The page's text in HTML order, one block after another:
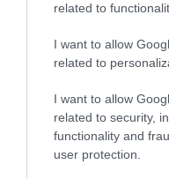
related to
I want to allow
related to
I want to allow
related to security,
functionality and
user protection.
ΔΙΕΘΝΗ